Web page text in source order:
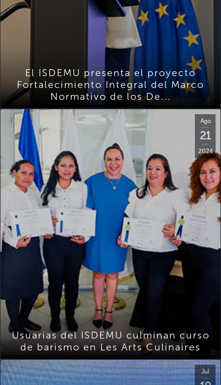
El ISDEMU presenta el proyecto
Fortalecimiento Integral del Marco
Normativo de los De...
Ago
21
2024
Usuarias del ISDEMU culminan curso
de barismo en Les Arts Culinaires
Jul